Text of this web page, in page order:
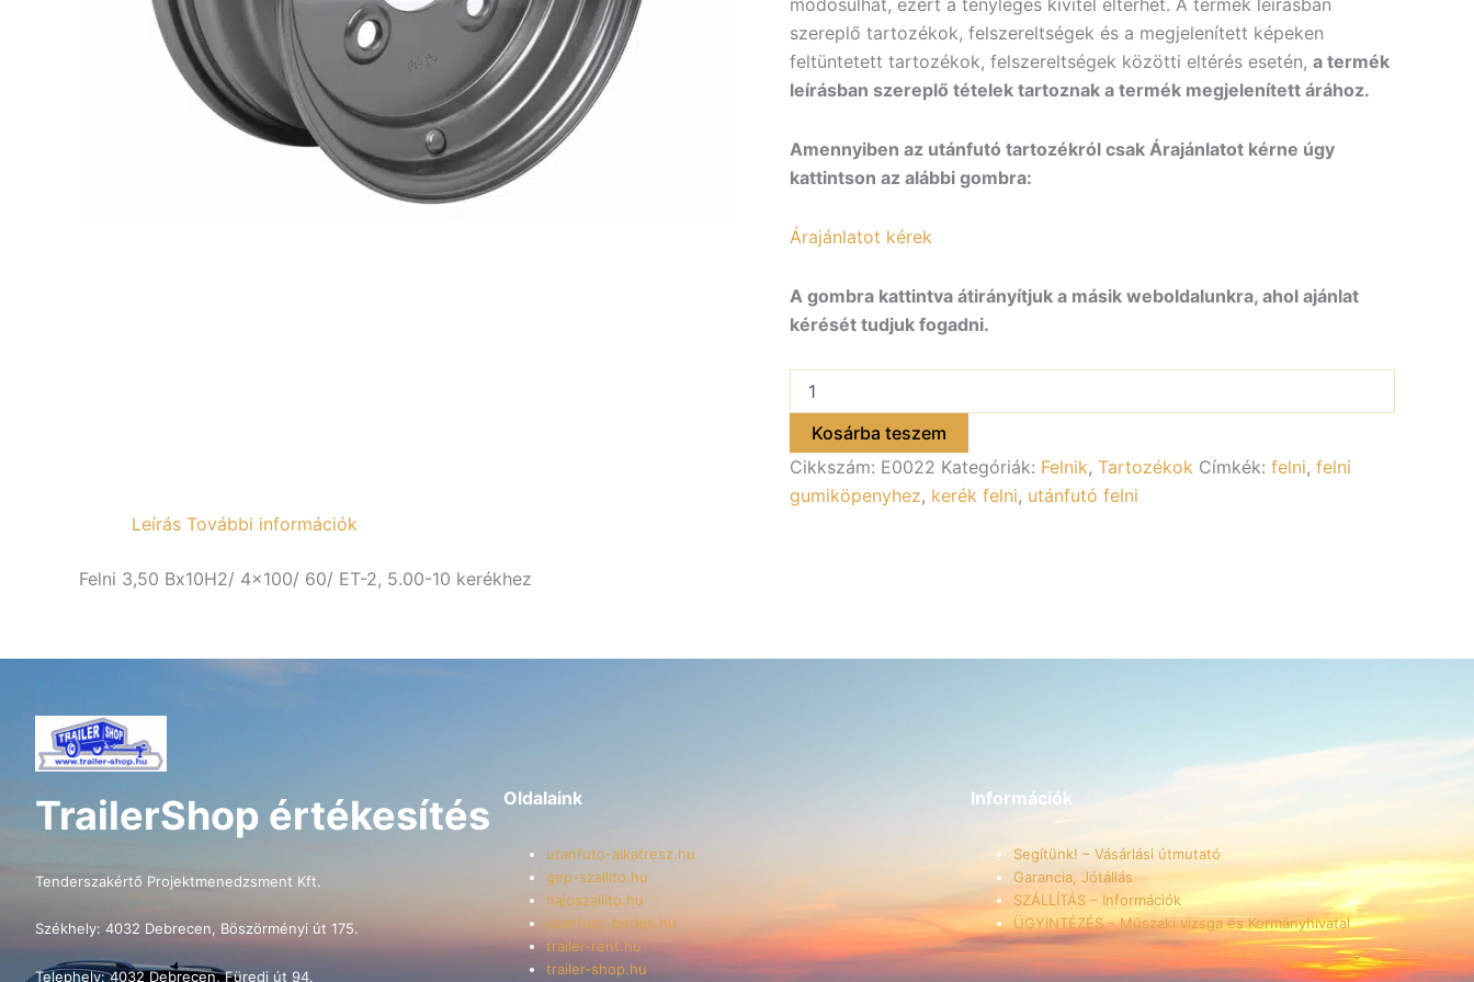
módosulhat, ezért a tényleges kivitel eltérhet. A termék leírásban
szereplő tartozékok, felszereltségek és a megjelenített képeken
feltüntetett tartozékok, felszereltségek közötti eltérés esetén, a termék
leírásban szereplő tételek tartoznak a termék megjelenített árához.
Amennyiben az utánfutó tartozékról csak Árajánlatot kérne úgy
kattintson az alábbi gombra:
Árajánlatot kérek
A gombra kattintva átirányítjuk a másik weboldalunkra, ahol ajánlat
kérését tudjuk fogadni.
3,50
Bx10H2/
4×100/
60/
ET-
2,
Kosárba teszem
Cikkszám: E0022 Kategóriák: Felnik, Tartozékok Címkék: felni, felni
gumiköpenyhez, kerék felni, utánfutó felni
Leírás További információk
Felni 3,50 Bx10H2/ 4×100/ 60/ ET-2, 5.00-10 kerékhez
TrailerShop értékesítés
Tenderszakértő Projektmenedzsment Kft.
Székhely: 4032 Debrecen, Böszörményi út 175.
Telephely: 4032 Debrecen, Füredi út 94.
Oldalaink
utanfuto-alkatresz.hu
gep-szallito.hu
hajoszallito.hu
utanfuto-berles.hu
trailer-rent.hu
trailer-shop.hu
Információk
Segítünk! – Vásárlási útmutató
Garancia, Jótállás
SZÁLLÍTÁS – Információk
ÜGYINTÉZÉS – Műszaki vizsga és Kormányhivatal